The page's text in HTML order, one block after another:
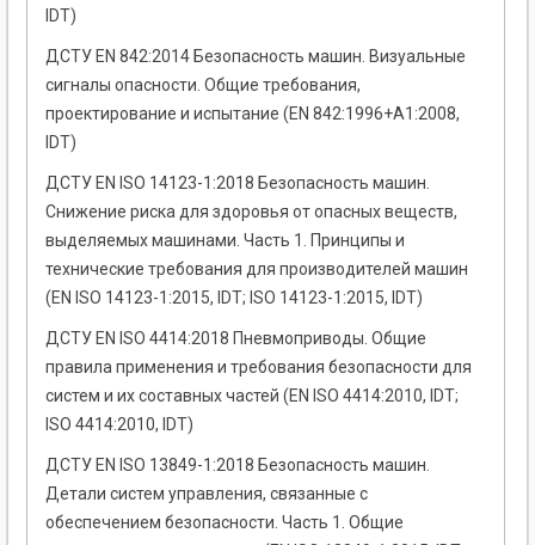
IDТ)
ДСТУ EN 842:2014 Безопасность машин. Визуальные
сигналы опасности. Общие требования,
проектирование и испытание (EN 842:1996+A1:2008,
IDT)
ДСТУ EN ISO 14123-1:2018 Безопасность машин.
Снижение риска для здоровья от опасных веществ,
выделяемых машинами. Часть 1. Принципы и
технические требования для производителей машин
(EN ISO 14123-1:2015, IDT; ISO 14123-1:2015, IDT)
ДСТУ EN ISO 4414:2018 Пневмоприводы. Общие
правила применения и требования безопасности для
систем и их составных частей (EN ISO 4414:2010, IDT;
ISO 4414:2010, IDT)
ДСТУ EN ISO 13849-1:2018 Безопасность машин.
Детали систем управления, связанные с
обеспечением безопасности. Часть 1. Общие